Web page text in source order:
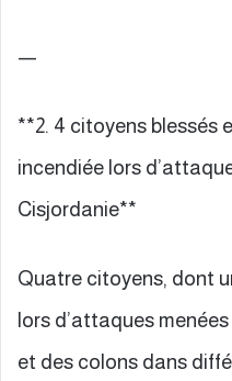
—
**2. 4 citoyens blessés
incendiée lors
Cisjordanie**
Quatre citoyens, dont
lors d’attaques
et des colons dans